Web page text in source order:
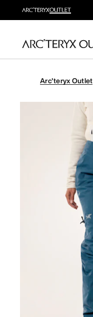
Arc'teryx Outlet